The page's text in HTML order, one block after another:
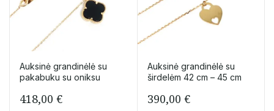
Auksinė grandinėlė su
pakabuku su oniksu
418,00 €
Auksinė grandinėlė su
širdelėm 42 cm – 45 cm
390,00 €